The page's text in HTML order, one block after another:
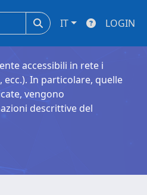
IT LOGIN
accessibili in rete i
In particolare, quelle
vengono
descrittive del